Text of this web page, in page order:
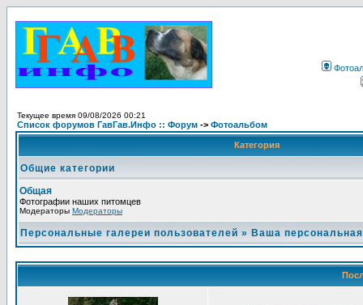
Текущее время 09/08/2026 00:21
Список форумов ГавГав.Инфо :: Форум -> Фотоальбом
Категория
Общие категории
Общая
Фотографии наших питомцев
Модераторы Модераторы
Персональные галереи пользователей » Ваша